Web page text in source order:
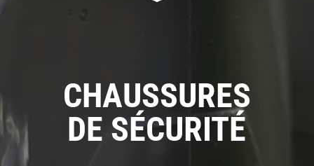
CHAUSSURES
DE SÉCURITÉ